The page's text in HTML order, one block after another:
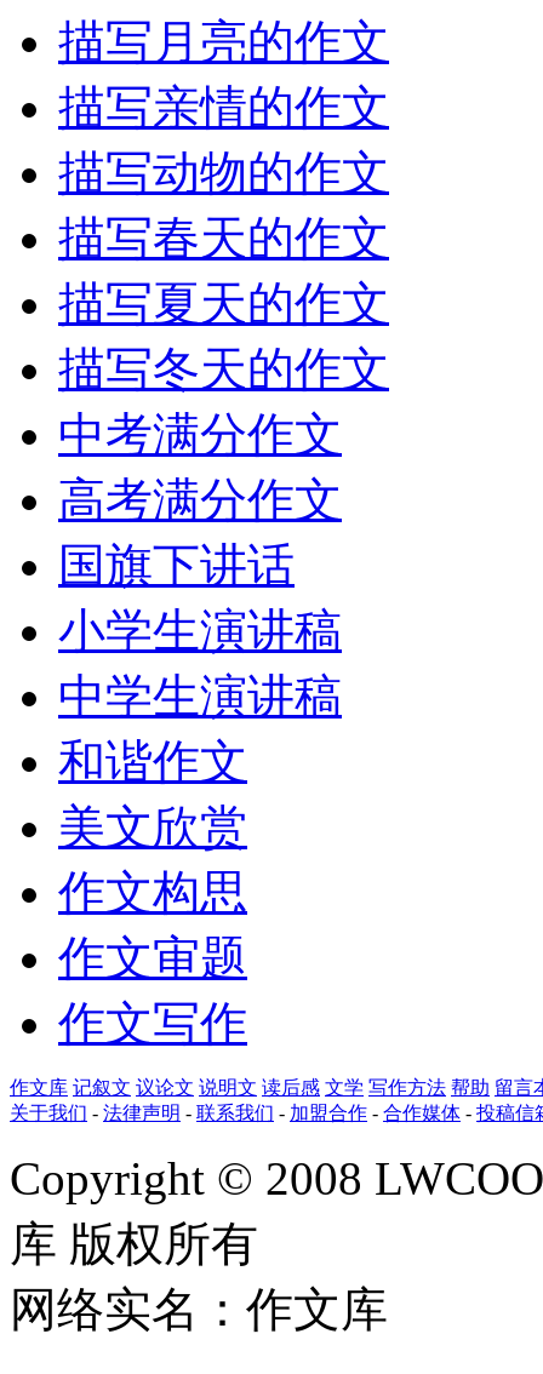
描写月亮的作文
描写亲情的作文
描写动物的作文
描写春天的作文
描写夏天的作文
描写冬天的作文
中考满分作文
高考满分作文
国旗下讲话
小学生演讲稿
中学生演讲稿
和谐作文
美文欣赏
作文构思
作文审题
作文写作
作文库 记叙文 议论文 说明文 读后感 文学 写作方法 帮助 留言
关于我们 - 法律声明 - 联系我们 - 加盟合作 - 合作媒体 - 投稿信
Copyright © 2008
库 版权所有
网络实名：作文库